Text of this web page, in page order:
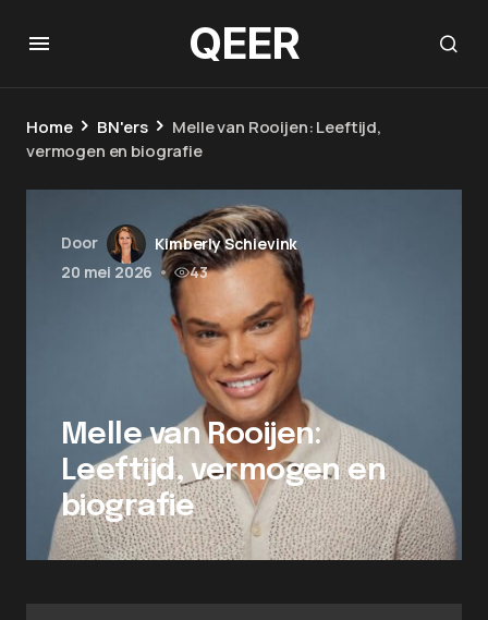
QEER
Home BN'ers
Melle van Rooijen: Leeftijd,
vermogen en biografie
Door
Kimberly Schievink
20 mei 2026 • 43
Melle van Rooijen:
Leeftijd, vermogen en
biografie